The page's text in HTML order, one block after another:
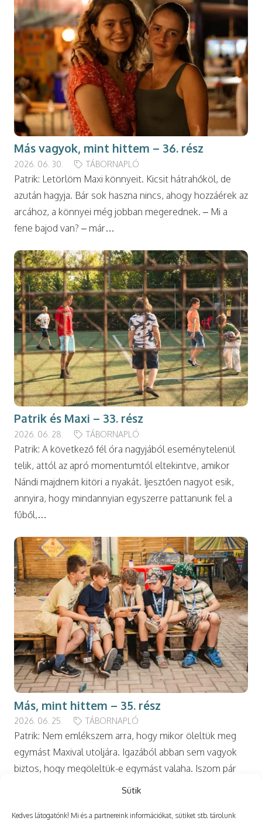
Sütik
Kedves látogatónk! Mi és a partnereink információkat, sütiket stb. tárolunk
Más vagyok, mint hittem – 36. rész
2026. 06. 30. TÁBORNAPLÓ
Patrik: Letörlöm Maxi könnyeit. Kicsit hátrahőköl, de
azután hagyja. Bár sok haszna nincs, ahogy hozzáérek az
arcához, a könnyei még jobban megerednek. – Mi a
fene bajod van? – már…
Patrik és Maxi – 33. rész
2026. 06. 28. TÁBORNAPLÓ
Patrik: A következő fél óra nagyjából eseménytelenül
telik, attól az apró momentumtól eltekintve, amikor
Nándi majdnem kitöri a nyakát. Ijesztően nagyot esik,
annyira, hogy mindannyian egyszerre pattanunk fel a
fűből,…
Más, mint hittem – 35. rész
2026. 06. 25. TÁBORNAPLÓ
Patrik: Nem emlékszem arra, hogy mikor öleltük meg
egymást Maxival utoljára. Igazából abban sem vagyok
biztos, hogy megöleltük-e egymást valaha. Iszom pár
kortyot a vízből, majd a homlokomhoz szorítom a…